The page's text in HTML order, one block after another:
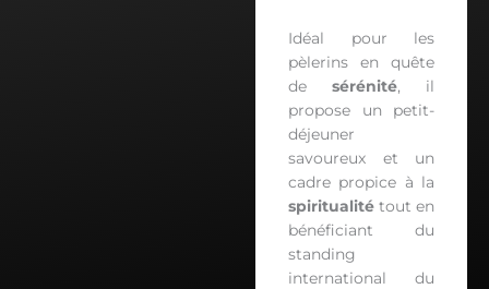
Idéal pour les
pèlerins en quête
de sérénité, il
propose un petit-
déjeuner
savoureux et un
cadre propice à la
spiritualité tout en
bénéficiant du
standing
international du